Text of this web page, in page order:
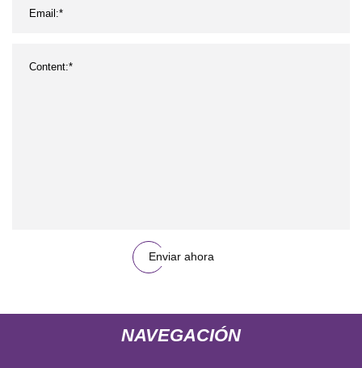
Enviar ahora
NAVEGACIÓN